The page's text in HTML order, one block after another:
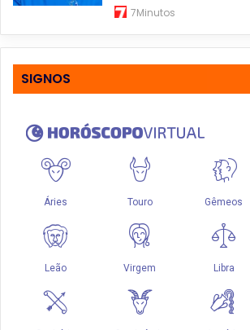
7Minutos
SIGNOS